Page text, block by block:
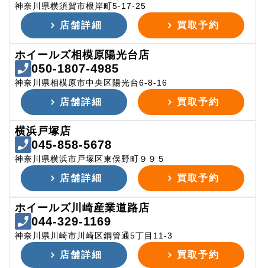
神奈川県横須賀市根岸町5-17-25
店舗詳細 買取予約
ホイールズ相模原陽光台店
050-1807-4985
神奈川県相模原市中央区陽光台6-8-16
店舗詳細 買取予約
横浜戸塚店
045-858-5678
神奈川県横浜市戸塚区東俣野町９９５
店舗詳細 買取予約
ホイールズ川崎産業道路店
044-329-1169
神奈川県川崎市川崎区鋼管通5丁目11-3
店舗詳細 買取予約